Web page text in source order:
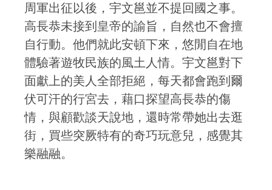
周軍出征以後，宇文邕並不提回國之事。
高長恭未接到皇帝的諭旨，自然也不會擅
自行動。他們就此安頓下來，悠閒自在地
體驗著遊牧民族的風土人情。宇文邕對下
面獻上的美人全部拒絕，每天都會跑到爾
伏可汗的行宮去，藉口探望高長恭的傷
情，與顧歡談天說地，還時常帶她出去逛
街，買些突厥特有的奇巧玩意兒，感覺其
樂融融。